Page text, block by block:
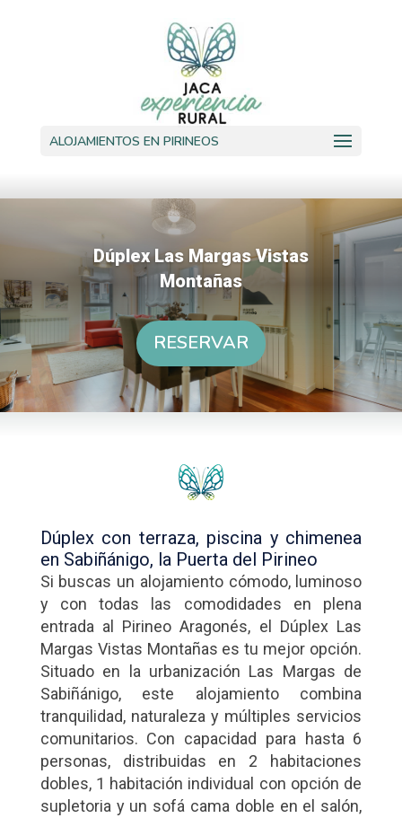
ALOJAMIENTOS EN PIRINEOS
Dúplex Las Margas Vistas
Montañas
RESERVAR
Dúplex con terraza, piscina y chimenea
en Sabiñánigo, la Puerta del Pirineo
Si buscas un alojamiento cómodo, luminoso
y con todas las comodidades en plena
entrada al Pirineo Aragonés, el Dúplex Las
Margas Vistas Montañas es tu mejor opción.
Situado en la urbanización Las Margas de
Sabiñánigo, este alojamiento combina
tranquilidad, naturaleza y múltiples servicios
comunitarios. Con capacidad para hasta 6
personas, distribuidas en 2 habitaciones
dobles, 1 habitación individual con opción de
supletoria y un sofá cama doble en el salón,